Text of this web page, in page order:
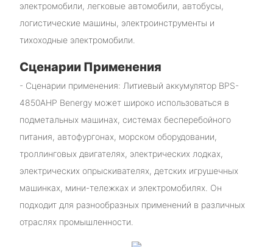
электромобили, легковые автомобили, автобусы,
логистические машины, электроинструменты и
тихоходные электромобили.
Сценарии Применения
- Сценарии применения: Литиевый аккумулятор BPS-
4850AHP Benergy может широко использоваться в
подметальных машинах, системах бесперебойного
питания, автофургонах, морском оборудовании,
троллинговых двигателях, электрических лодках,
электрических опрыскивателях, детских игрушечных
машинках, мини-тележках и электромобилях. Он
подходит для разнообразных применений в различных
отраслях промышленности.